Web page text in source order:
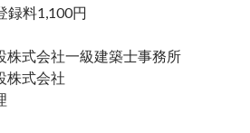
料1,100円
会社一級建築士事務所
式会社